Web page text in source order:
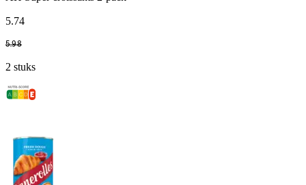
5.74
5.98
2 stuks